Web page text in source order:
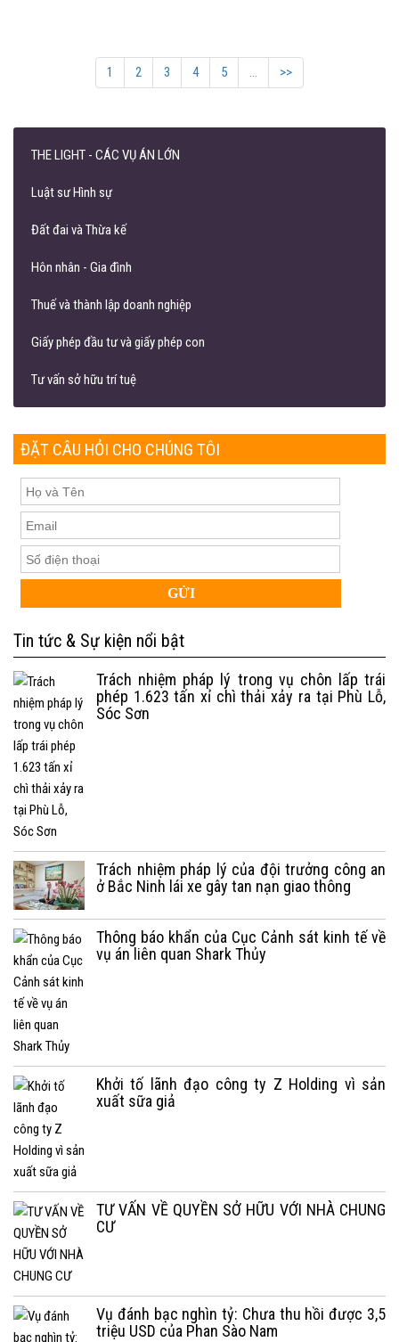
1 2 3 4 5 ... >>
THE LIGHT - CÁC VỤ ÁN LỚN
Luật sư Hình sự
Đất đai và Thừa kế
Hôn nhân - Gia đình
Thuế và thành lập doanh nghiệp
Giấy phép đầu tư và giấy phép con
Tư vấn sở hữu trí tuệ
ĐẶT CÂU HỎI CHO CHÚNG TÔI
Tin tức & Sự kiện nổi bật
Trách nhiệm pháp lý trong vụ chôn lấp trái
phép 1.623 tấn xỉ chì thải xảy ra tại Phù Lỗ,
Sóc Sơn
Trách nhiệm pháp lý của đội trưởng công an
ở Bắc Ninh lái xe gây tan nạn giao thông
Thông báo khẩn của Cục Cảnh sát kinh tế về
vụ án liên quan Shark Thủy
Khởi tố lãnh đạo công ty Z Holding vì sản
xuất sữa giả
TƯ VẤN VỀ QUYỀN SỞ HỮU VỚI NHÀ CHUNG
CƯ
Vụ đánh bạc nghìn tỷ: Chưa thu hồi được 3,5
triệu USD của Phan Sào Nam